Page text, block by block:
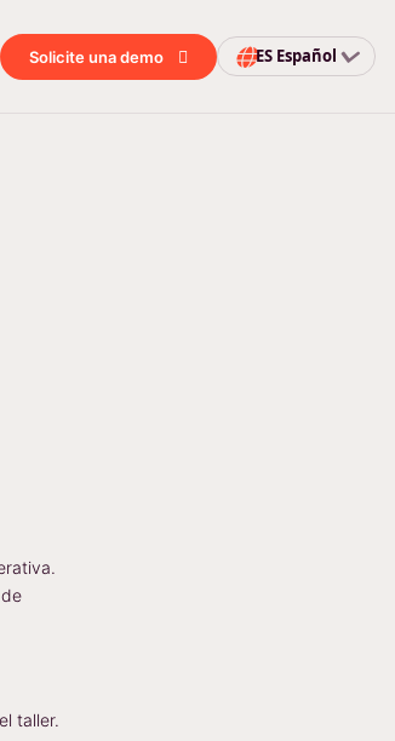
Solicite una demo ES Español
taller.